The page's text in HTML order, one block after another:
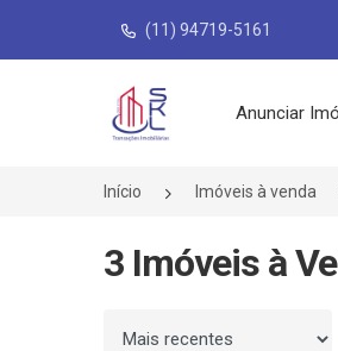
(11) 94719-5161
Página inicial
Anunciar
Início Imóveis à venda
3 Imóveis à
Ordenar por